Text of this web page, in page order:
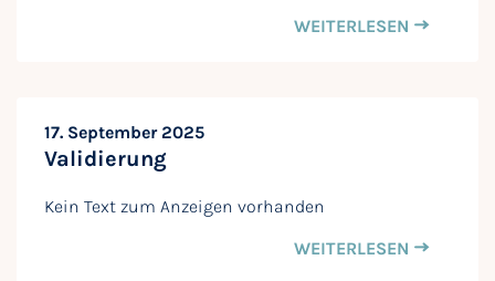
WEITERLESEN
17. September 2025
Validierung
Kein Text zum Anzeigen vorhanden
WEITERLESEN